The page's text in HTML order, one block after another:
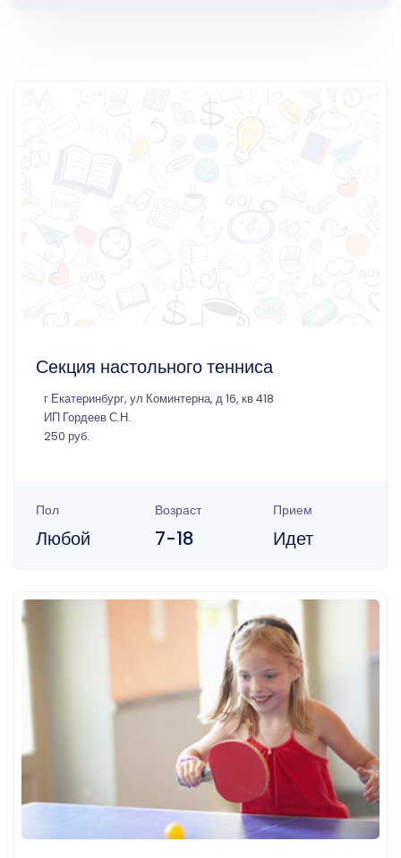
Секция настольного тенниса
г Екатеринбург, ул Коминтерна, д 16, кв 418
ИП Гордеев С.Н.
250 руб.
Пол
Любой
Возраст
7-18
Прием
Идет